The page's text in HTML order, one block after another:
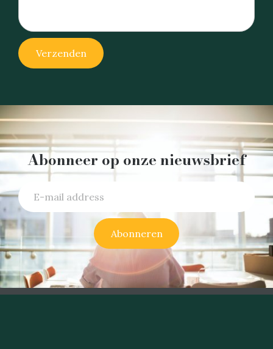
Verzenden
Abonneer op onze nieuwsbrief
Abonneren